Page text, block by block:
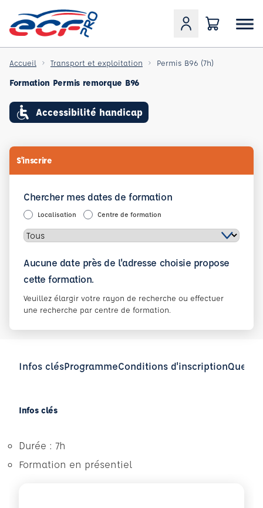
Accueil Transport et exploitation Permis B96 (7h)
Formation Permis remorque B96
Accessibilité handicap
S'inscrire
Chercher mes dates de formation
Localisation Centre de formation
Aucune date près de l'adresse choisie propose
cette formation.
Veuillez élargir votre rayon de recherche ou effectuer
une recherche par centre de formation.
Infos clésProgrammeConditions d'inscription
Infos clés
Durée : 7h
Formation en présentiel